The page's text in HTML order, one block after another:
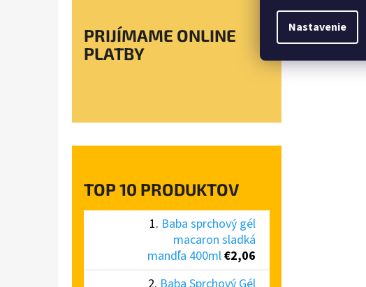
Nastavenie
PRIJÍMAME ONLINE
PLATBY
TOP 10 PRODUKTOV
Baba sprchový gél
macaron sladká
mandľa 400ml€2,06